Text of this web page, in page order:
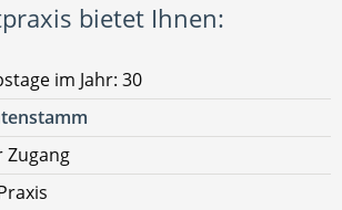
bietet Ihnen:
im Jahr: 30
Zugang